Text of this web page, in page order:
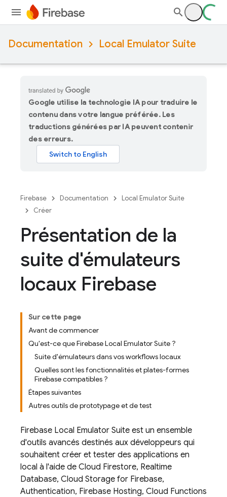
Documentation Local Emulator Suite
Google utilise la technologie IA pour traduire le
contenu dans votre langue préférée. Les
traductions générées par IA peuvent contenir
des erreurs.
Firebase Documentation
Local Emulator Suite
Créer
Présentation de la
suite d'émulateurs
locaux Firebase
Sur cette page
Avant de commencer
Qu'est-ce que Firebase Local Emulator Suite ?
Suite d'émulateurs dans vos workflows locaux
Quelles sont les fonctionnalités et plates-formes
Firebase compatibles ?
Étapes suivantes
Autres outils de prototypage et de test
Firebase Local Emulator Suite est un ensemble
d'outils avancés destinés aux développeurs qui
souhaitent créer et tester des applications en
local à l'aide de Cloud Firestore, Realtime
Database, Cloud Storage for Firebase,
Authentication, Firebase Hosting, Cloud Functions